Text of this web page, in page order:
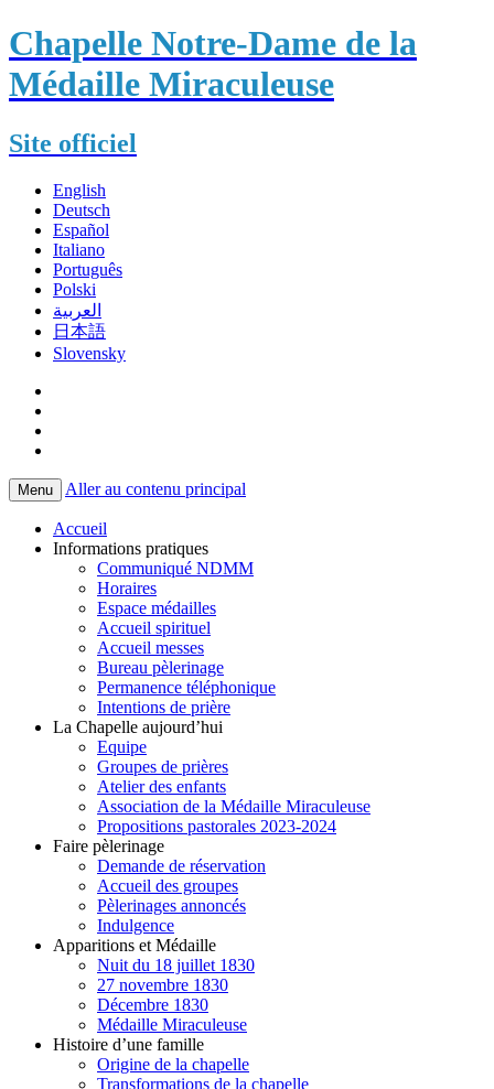
Chapelle Notre-Dame de la
Médaille Miraculeuse
Site officiel
English
Deutsch
Español
Italiano
Português
Polski
العربية
日本語
Slovensky
Menu Aller au contenu principal
Accueil
Informations pratiques
Communiqué NDMM
Horaires
Espace médailles
Accueil spirituel
Accueil messes
Bureau pèlerinage
Permanence téléphonique
Intentions de prière
La Chapelle aujourd’hui
Equipe
Groupes de prières
Atelier des enfants
Association de la Médaille Miraculeuse
Propositions pastorales 2023-2024
Faire pèlerinage
Demande de réservation
Accueil des groupes
Pèlerinages annoncés
Indulgence
Apparitions et Médaille
Nuit du 18 juillet 1830
27 novembre 1830
Décembre 1830
Médaille Miraculeuse
Histoire d’une famille
Origine de la chapelle
Transformations de la chapelle